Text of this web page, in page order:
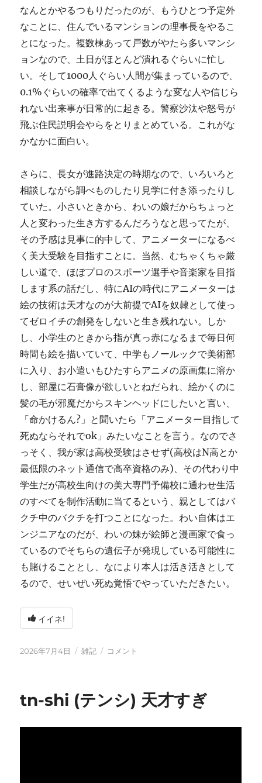
なんとかやるつもりだったのが、もうひとつ予定外
なことに、住んでいるマンションの理事長をやるこ
とになった。複数棟あって戸数がやたら多いマンシ
ョンなので、土日がほとんど潰れるぐらいに忙し
い。そして1000人ぐらい人間が集まっているので、
0.1%ぐらいの確率で出てくるような変な人や信じら
れない出来事が日常的に起きる。警察沙汰や怒号が
飛ぶ住民説明会やらをとりまとめている。これがな
かなかに面白い。
さらに、長女が進路決定の時期なので、いろいろと
相談しながら調べものしたり見学に付き添ったりし
ていた。小さいときから、わいの娘だからちょっと
人と変わった生き方するんだろうなと思ってたが、
その予感は見事に的中して、アニメーターになるべ
く美大受験を目指すことに。当然、むちゃくちゃ厳
しい道で、ほぼプロのスポーツ選手や音楽家を目指
します系の話だし、特にAIの時代にアニメーターは
絵の技術は天才なのが大前提でAIを奴隷として使っ
てゼロイチの創発をしないと生き残れない。しか
し、小学生のときから指が真っ赤になるまで毎日何
時間も絵を描いていて、中学もノールックで美術部
に入り、お小遣いもひたすらアニメの原画集に溶か
し、部屋に石膏像が欲しいとねだられ、絵かくのに
髪の毛が邪魔だからスキンヘッドにしたいと言い、
「命かけるん?」と聞いたら「アニメーター目指して
死ぬならそれでok」みたいなことを言う。なのでさ
っそく、我が家は高校受験はさせず(高校はN高とか
最低限のネット通信で高卒資格のみ)、その代わり中
学生だが高校生向けの美大専門予備校に通わせ生活
のすべてを制作活動に当てるという、親としてはバ
クチ中のバクチを打つことになった。わい自体はエ
ンジニアなのだが、わいの妹が絵師と漫画家で食っ
ているのでそちらの遺伝子が発現している可能性に
も賭けることとし、なにより本人は活き活きとして
るので、せいぜい死ぬ覚悟でやっていただきたい。
イイネ!
投
2026年7月4日
カ
ー
雑記
い
と
コメント
tn-shi (テンシ) 天才すぎ